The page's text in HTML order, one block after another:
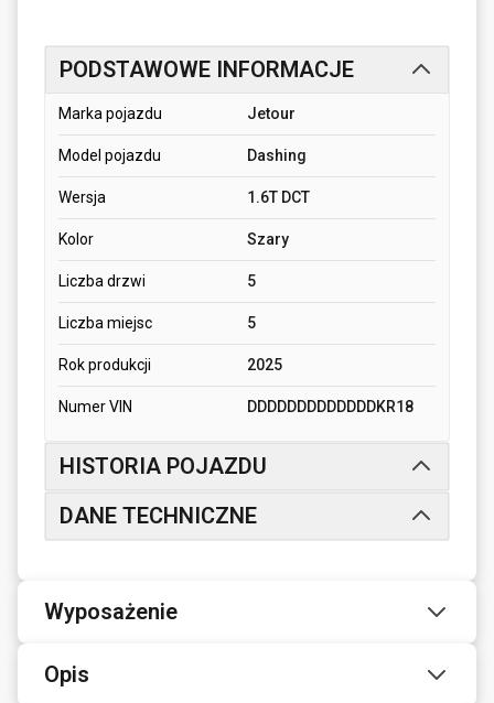
PODSTAWOWE INFORMACJE
Marka pojazdu Jetour
Model pojazdu Dashing
Wersja 1.6T DCT
Kolor Szary
Liczba drzwi 5
Liczba miejsc 5
Rok produkcji 2025
Numer VIN DDDDDDDDDDDDDKR18
HISTORIA POJAZDU
DANE TECHNICZNE
Wyposażenie
Opis